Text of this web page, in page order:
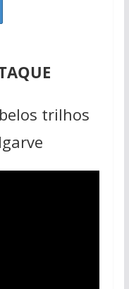
trilhos